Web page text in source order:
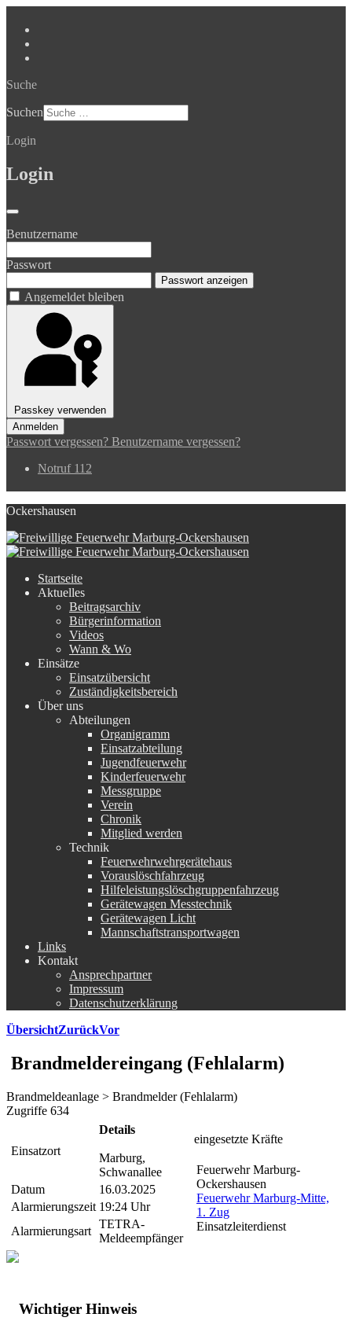
Suche
Suchen
Login
Login
Benutzername
Passwort
Passwort anzeigen
Angemeldet bleiben
Passkey verwenden
Anmelden
Passwort vergessen? Benutzername vergessen?
Notruf 112
Ockershausen
Startseite
Aktuelles
Beitragsarchiv
Bürgerinformation
Videos
Wann & Wo
Einsätze
Einsatzübersicht
Zuständigkeitsbereich
Über uns
Abteilungen
Organigramm
Einsatzabteilung
Jugendfeuerwehr
Kinderfeuerwehr
Messgruppe
Verein
Chronik
Mitglied werden
Technik
Feuerwehrwehrgerätehaus
Vorauslöschfahrzeug
Hilfeleistungslöschgruppenfahrzeug
Gerätewagen Messtechnik
Gerätewagen Licht
Mannschaftstransportwagen
Links
Kontakt
Ansprechpartner
Impressum
Datenschutzerklärung
ÜbersichtZurückVor
Brandmeldereingang (Fehlalarm)
Brandmeldeanlage > Brandmelder (Fehlalarm)
Zugriffe 634
Einsatzort
Details
Marburg,
Schwanallee
Datum
16.03.2025
Alarmierungszeit 19:24 Uhr
Alarmierungsart
TETRA-
Meldeempfänger
eingesetzte Kräfte
Feuerwehr Marburg-
Ockershausen
Feuerwehr Marburg-Mitte,
1. Zug
Einsatzleiterdienst
Wichtiger Hinweis